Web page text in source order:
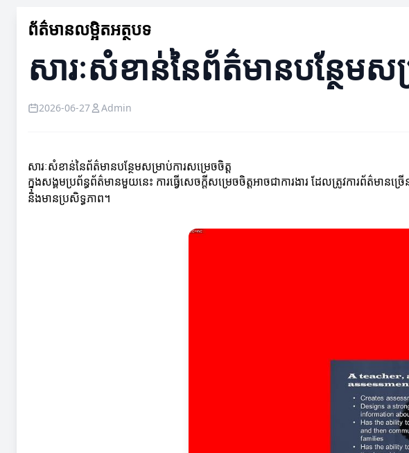
ព័ត៌មានលម្អិតអត្ថបទ
សារៈសំខាន់នៃព័ត៌មានបន្ថែមស
2026-06-27 Admin
សារៈសំខាន់នៃព័ត៌មានបន្ថែមសម្រាប់ការសម្រេចចិត្ត
ក្នុងសង្គមប្រព័ន្ធព័ត៌មានមួយនេះ ការធ្វើសេចក្តីសម្រេចចិត្តអាចជាការងារ ដែលត្រូវការព័ត៌ម
និងមានប្រសិទ្ធភាព។